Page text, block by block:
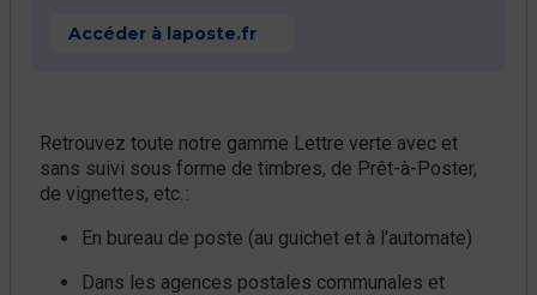
Accéder à laposte.fr
Retrouvez toute notre gamme Lettre verte avec et
sans suivi sous forme de timbres, de Prêt-à-Poster,
de vignettes, etc. :
En bureau de poste (au guichet et à l'automate)
Dans les agences postales communales et